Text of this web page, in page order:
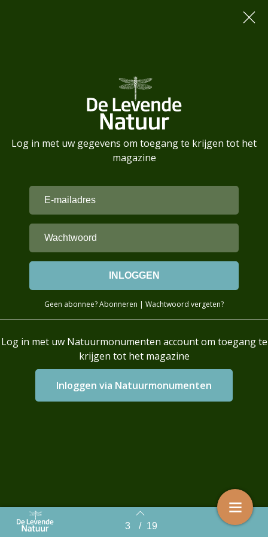
Back to index 3 / 19
Log in met uw gegevens om toegang te krijgen tot het
magazine
Geen abonnee?Abonneren | Wachtwoord vergeten?
Log in met uw Natuurmonumenten account om toegang te
krijgen tot het magazine
Login with AzureAD